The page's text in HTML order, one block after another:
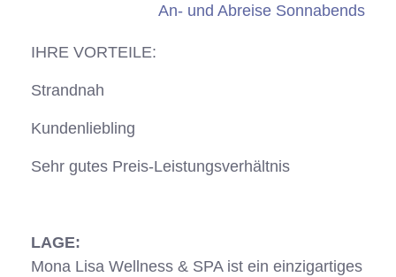
An- und Abreise Sonnabends
IHRE VORTEILE:
Strandnah
Kundenliebling
Sehr gutes Preis-Leistungsverhältnis
LAGE:
Mona Lisa Wellness & SPA ist ein einzigartiges